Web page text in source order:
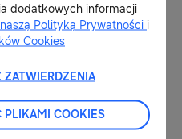
znajomym. Można
zrobienie selfie i
a nawet znaleźć
samochód.
złożone zadania, bez
dodatkowych informacji
naszą Polityką Prywatności i
Cookies
ZATWIERDZENIA
PLIKAMI COOKIES